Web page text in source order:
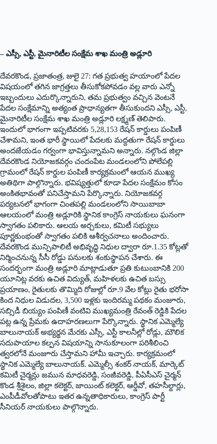
– ఎస్సీ, ఎస్టీ, మైనారిటీల సంక్షేమ శాఖ మంత్రి అడ్లూరి
దేవరకొండ, ప్రజాతంత్ర, జులై 27: గత ప్రభుత్వ హయాంలో పేదల
విషయంలో తగిన జాగ్రత్తలు తీసుకోకపోవడం వల్ల వారు ఎన్నో
ఇబ్బందులు ఎదుర్కొన్నారుని, తమ ప్రభుత్వం వచ్చిన వెంటనే
పేదల సంక్షేమాన్ని అత్యంత ప్రాధాన్యతగా తీసుకుందని ఎస్సీ, ఎస్టీ,
మైనారిటీల సంక్షేమ శాఖ మంత్రి అడ్లూరి లక్ష్మణ్‌ తెలిపారు.
ఇందులో భాగంగా ఇప్పటివరకు 5,28,153 రేషన్‌ కార్డులు పంపిణీ
చేశామని, ఇంత భారీ స్థాయిలో పేదలకు మద్దతుగా రేషన్‌ కార్డులు
అందజేయడం గర్వంగా భావిస్తున్నామని అన్నారు. నల్గొండ జిల్లా
దేవరకొండ నియోజకవర్గం చందంపేట మండలంలోని పోలేపల్లి
గ్రామంలో రేషన్‌ కార్డుల పంపిణీ కార్యక్రమంలో ఆయన ముఖ్య
అతిథిగా పాల్గొన్నారు. భవిష్యత్తులో కూడా పేదల సంక్షేమం కోసం
అంకితభావంతో పనిచేస్తామని పేర్కొన్నారు. నియోజకవర్గ
పర్యటనలో భాగంగా చింతపల్లి మండలంలోని సాయిబాబా
ఆలయంలో మంత్రి అడ్లూరికి స్థానిక కాంగ్రెస్‌ నాయకులు ఘనంగా
స్వాగతం పలికారు. ఆలయ అర్చకులు, కమిటీ సభ్యులు
పూర్ణకుంభంతో స్వాగతం పలికి ఆశీర్వచనాలు అందించారు.
దేవరకొండ మున్సిపాలిటీ అభివృద్ధి నిధుల ద్వారా రూ.1.35 కోట్లతో
నిర్మించనున్న సీసీ రోడ్డు పనులకు శంకుస్థాపన చేశారు. ఈ
సందర్భంగా మంత్రి అడ్లూరి మాట్లాడుతూ ప్రతి కుటుంబానికి 200
యూనిట్ల వరకు ఉచిత విద్యుత్‌, మహిళలకు ఉచిత బస్సు
ప్రయాణం, రైతులకు తొమ్మిది రోజుల్లో రూ.9 వేల కోట్లు రైతు భరోసా
కింద నిధుల విడుదల, 3,500 ఇళ్లకు ఇందిరమ్మ పథకం మంజూరు,
సబ్సిడీ బియ్యం పంపిణీ వంటివి ముఖ్యమంత్రి రేవంత్‌ రెడ్డికి పేదల
పట్ల ఉన్న ప్రేమకు ఉదాహరణలుగా పేర్కొన్నారు. స్థానిక ఎమ్మెల్యే
బాలునాయక్‌ అభ్యర్థన మేరకు ఎస్సీ, ఎస్టీ కాలనీల్లో రోడ్లు, మౌలిక
సదుపాయాల కల్పన విషయాన్ని సానుకూలంగా పరిశీలించి
త్వరలోనే మంజూరు చేస్తామని హామీ ఇచ్చారు. కార్యక్రమంలో
స్థానిక ఎమ్మెల్యే బాలునాయక్‌. ఎమ్మెల్సీ శంకర్‌ నాయక్‌, మార్కెట్‌
కమిటీ చైర్మన్లు జమున మాధవరెడ్డి, సంజీవరెడ్డి, పీఏసీఎస్‌ చైర్మన్‌
కొండ శ్రీశైలం, జిల్లా కలెక్టర్‌, జాయింట్‌ కలెక్టర్‌, ఆర్డీవో, తహసీల్దార్లు,
ఎంపీడీవోలతోపాటు ఇతర ఉన్నతాధికారులు, కాంగ్రెస్‌ పార్టీ
సీనియర్‌ నాయకులు పాల్గొన్నారు.